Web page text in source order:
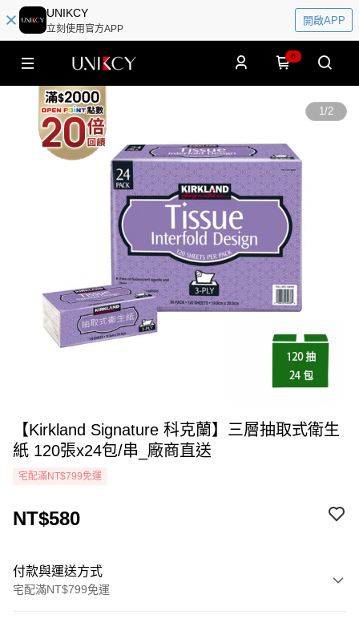
UNIKCY
立刻使用官方APP
開啟APP
0
1/2
【Kirkland Signature 科克蘭】三層抽取式衛生
紙 120張x24包/串_廠商直送
宅配滿NT$799免運
NT$580
付款與運送方式
宅配滿NT$799免運